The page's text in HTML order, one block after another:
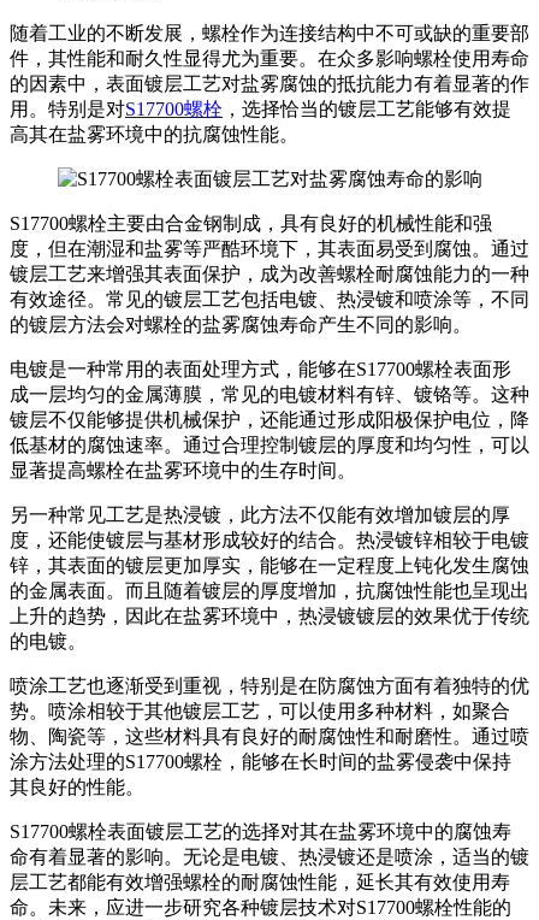
随着工业的不断发展，螺栓作为连接结构中不可或缺的重要部
件，其性能和耐久性显得尤为重要。在众多影响螺栓使用寿命
的因素中，表面镀层工艺对盐雾腐蚀的抵抗能力有着显著的作
用。特别是对S17700螺栓 ，选择恰当的镀层工艺能够有效提
高其在盐雾环境中的抗腐蚀性能。
S17700螺栓主要由合金钢制成，具有良好的机械性能和强
度，但在潮湿和盐雾等严酷环境下，其表面易受到腐蚀。通过
镀层工艺来增强其表面保护，成为改善螺栓耐腐蚀能力的一种
有效途径。常见的镀层工艺包括电镀、热浸镀和喷涂等，不同
的镀层方法会对螺栓的盐雾腐蚀寿命产生不同的影响。
电镀是一种常用的表面处理方式，能够在S17700螺栓表面形
成一层均匀的金属薄膜，常见的电镀材料有锌、镀铬等。这种
镀层不仅能够提供机械保护，还能通过形成阳极保护电位，降
低基材的腐蚀速率。通过合理控制镀层的厚度和均匀性，可以
显著提高螺栓在盐雾环境中的生存时间。
另一种常见工艺是热浸镀，此方法不仅能有效增加镀层的厚
度，还能使镀层与基材形成较好的结合。热浸镀锌相较于电镀
锌，其表面的镀层更加厚实，能够在一定程度上钝化发生腐蚀
的金属表面。而且随着镀层的厚度增加，抗腐蚀性能也呈现出
上升的趋势，因此在盐雾环境中，热浸镀镀层的效果优于传统
的电镀。
喷涂工艺也逐渐受到重视，特别是在防腐蚀方面有着独特的优
势。喷涂相较于其他镀层工艺，可以使用多种材料，如聚合
物、陶瓷等，这些材料具有良好的耐腐蚀性和耐磨性。通过喷
涂方法处理的S17700螺栓，能够在长时间的盐雾侵袭中保持
其良好的性能。
S17700螺栓表面镀层工艺的选择对其在盐雾环境中的腐蚀寿
命有着显著的影响。无论是电镀、热浸镀还是喷涂，适当的镀
层工艺都能有效增强螺栓的耐腐蚀性能，延长其有效使用寿
命。未来，应进一步研究各种镀层技术对S17700螺栓性能的